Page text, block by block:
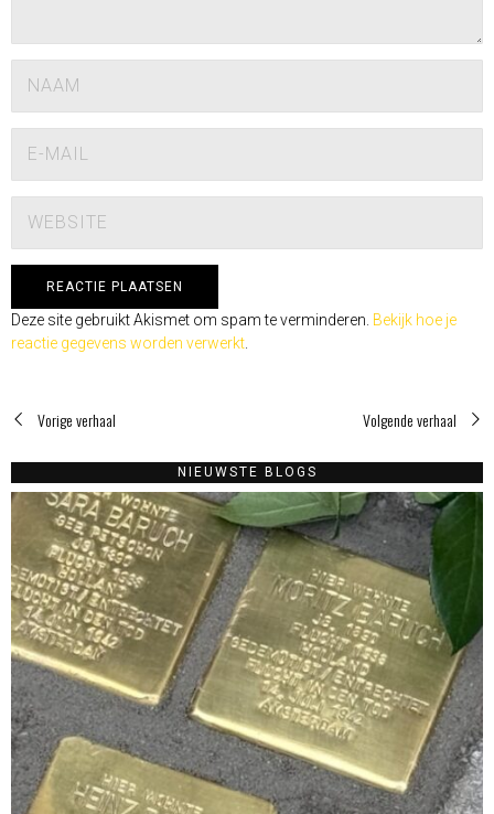
Deze site gebruikt Akismet om spam te verminderen. Bekijk hoe je
reactie gegevens worden verwerkt
Vorige verhaal Volgende verhaal
NIEUWSTE BLOGS